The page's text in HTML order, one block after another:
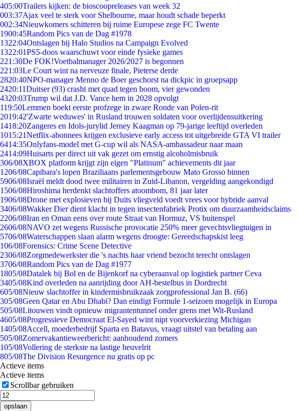
405:00Trailers kijken: de bioscoopreleases van week 32
003:37Ajax veel te sterk voor Shelbourne, maar houdt schade beperkt
002:34Nieuwkomers schitteren bij ruime Europese zege FC Twente
1900:45Random Pics van de Dag #1978
1322:04Ontslagen bij Halo Studios na Campaign Evolved
1322:01PS5-doos waarschuwt voor einde fysieke games
221:30De FOK!Voetbalmanager 2026/2027 is begonnen
221:03Le Court wint na nerveuze finale, Pieterse derde
2820:40NPO-manager Menno de Boer geschorst na dickpic in groepsapp
2420:11Duitser (93) crasht met quad tegen boom, vier gewonden
4320:03Trump wil dat J.D. Vance hem in 2028 opvolgt
119:50Lemmen boekt eerste profzege in zware Ronde van Polen-rit
2019:42'Zwarte weduwes' in Rusland trouwen soldaten voor overlijdensuitkering
1418:20Zangeres en Idols-jurylid Jerney Kaagman op 79-jarige leeftijd overleden
1015:21Netflix-abonnees krijgen exclusieve early access tot uitgebreide GTA VI trailer
6414:35Onlyfans-model met G-cup wil als NASA-ambassadeur naar maan
2414:09Huisarts per direct uit vak gezet om ernstig alcoholmisbruik
306/08XBOX platform krijgt zijn eigen "Platinum" achievements dit jaar
1206/08Capibara's lopen Braziliaans parlementsgebouw Mato Grosso binnen
5906/08Israël meldt dood twee militairen in Zuid-Libanon, vergelding aangekondigd
1506/08Hiroshima herdenkt slachtoffers atoombom, 81 jaar later
1906/08Drone met explosieven bij Duits vliegveld voedt vrees voor hybride aanval
3406/08Wakker Dier dient klacht in tegen insectenfabriek Protix om duurzaamheidsclaims
2206/08Iran en Oman eens over route Straat van Hormuz, VS buitenspel
2606/08NAVO zet wegens Russische provocatie 250% meer gevechtsvliegtuigen in
5706/08Waterschappen slaan alarm wegens droogte: Gereedschapskist leeg
106/08Forensics: Crime Scene Detective
2306/08Zorgmedewerkster die 's nachts haar vriend bezocht terecht ontslagen
3706/08Random Pics van de Dag #1977
1805/08Datalek bij Bol en de Bijenkorf na cyberaanval op logistiek partner Ceva
3405/08Kind overleden na aanrijding door AH-bestelbus in Dordrecht
605/08Nieuw slachtoffer in kindermisbruikzaak zorgprofessional Jan B. (66)
305/08Geen Qatar en Abu Dhabi? Dan eindigt Formule 1-seizoen mogelijk in Europa
505/08Litouwen vindt opnieuw migrantentunnel onder grens met Wit-Rusland
4605/08Progressieve Democraat El-Sayed wint nipt voorverkiezing Michigan
1405/08Accell, moederbedrijf Sparta en Batavus, vraagt uitstel van betaling aan
505/08Zomervakantieweerbericht: aanhoudend zomers
105/08Vollering de sterkste na lastige heuvelrit
805/08The Division Resurgence nu gratis op pc
Actieve items
Actieve items
Scrollbar gebruiken
opslaan